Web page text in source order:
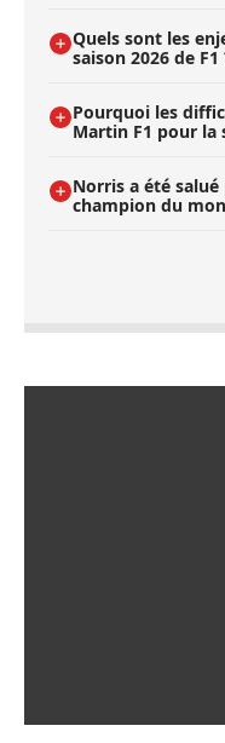
Quels sont les
saison 2026 de F1
Pourquoi les
Martin F1 pour la
Norris a été
champion du